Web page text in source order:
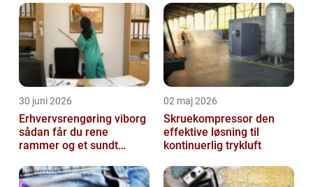
30 juni 2026
Erhvervsrengøring viborg
sådan får du rene
rammer og et sundt
02 maj 2026
Skruekompressor den
effektive løsning til
kontinuerlig trykluft